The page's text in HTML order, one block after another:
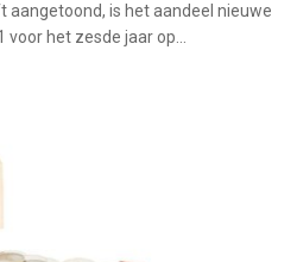
aangetoond, is het aandeel nieuwe
voor het zesde jaar op…